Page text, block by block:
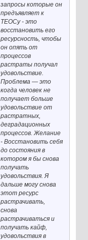
запросы которые он
предъявляет к
ТЕОСу - это
восстановить его
ресурсность, чтобы
он опять от
процессов
растраты получал
удовольствие.
Проблема — это
когда человек не
получает больше
удовольствие от
растратных,
деградационных
процессов. Желание
- Восстановить себя
до состояния в
котором я бы снова
получать
удовольствия. Я
дальше могу снова
этот ресурс
растрачивать,
снова
растрачиваться и
получать кайф,
удовольствия в